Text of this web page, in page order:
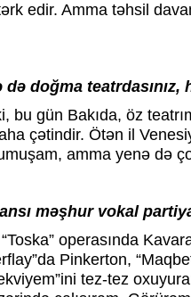
edir. Amma təhsil
doğma teatrdasınız,
bu gün Bakıda, öz
çətindir. Ötən il
amma yenə də
məşhur vokal
operasında
Pinkerton,
tez-tez